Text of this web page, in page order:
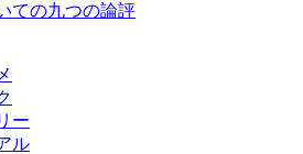
ての九つの論評
ー
ル